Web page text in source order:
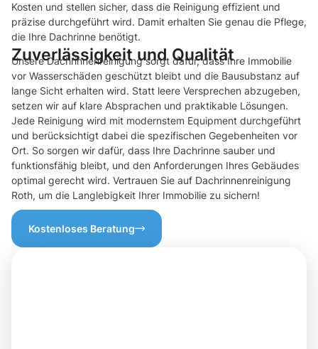
Kosten und stellen sicher, dass die Reinigung effizient und
präzise durchgeführt wird. Damit erhalten Sie genau die Pflege,
die Ihre Dachrinne benötigt.
Zuverlässigkeit und Qualität
Unsere Dachrinnenreinigung sorgt dafür, dass Ihre Immobilie
vor Wasserschäden geschützt bleibt und die Bausubstanz auf
lange Sicht erhalten wird. Statt leere Versprechen abzugeben,
setzen wir auf klare Absprachen und praktikable Lösungen.
Jede Reinigung wird mit modernstem Equipment durchgeführt
und berücksichtigt dabei die spezifischen Gegebenheiten vor
Ort. So sorgen wir dafür, dass Ihre Dachrinne sauber und
funktionsfähig bleibt, und den Anforderungen Ihres Gebäudes
optimal gerecht wird. Vertrauen Sie auf Dachrinnenreinigung
Roth, um die Langlebigkeit Ihrer Immobilie zu sichern!
Kostenloses Beratung